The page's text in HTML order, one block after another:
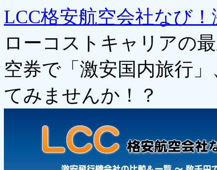
LCC格安航空会社なび
ローコストキャリアの
空券で「激安国内旅行
てみませんか！？